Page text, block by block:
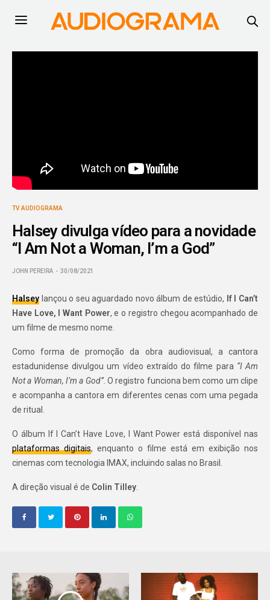
TV AUDIOGRAMA
Halsey divulga vídeo para a novidade
“I Am Not a Woman, I’m a God”
JOHN PEREIRA 30/08/2021
Halsey lançou o seu aguardado novo álbum de estúdio, If I Can’t
Have Love, I Want Power, e o registro chegou acompanhado de
um filme de mesmo nome.
Como forma de promoção da obra audiovisual, a cantora
estadunidense divulgou um vídeo extraído do filme para “I Am
Not a Woman, I’m a God”. O registro funciona bem como um clipe
eacompanha a cantora em diferentes cenas com uma pegada
de ritual.
O álbum If I Can’t Have Love, I Want Power está disponível nas
plataformas digitais, enquanto o filme está em exibição nos
cinemas com tecnologia IMAX, incluindo salas no Brasil.
A direção visual é de Colin Tilley.